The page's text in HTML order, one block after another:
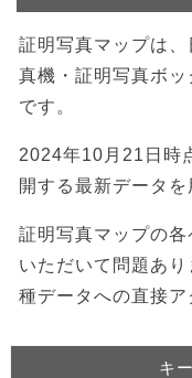
証明写真マップは
真機・証明写真ボ
です。
2024年10月21日時
開する最新データを
証明写真マップの
いただいて問題あ
種データへの直接ア
キ